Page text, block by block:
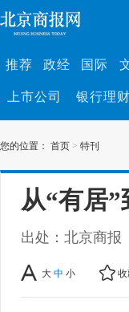
推荐 政经 国际
上市公司 银行理财
您的位置： 首页 > 特刊
从“有居
出处：北京商报
大 中 小 收